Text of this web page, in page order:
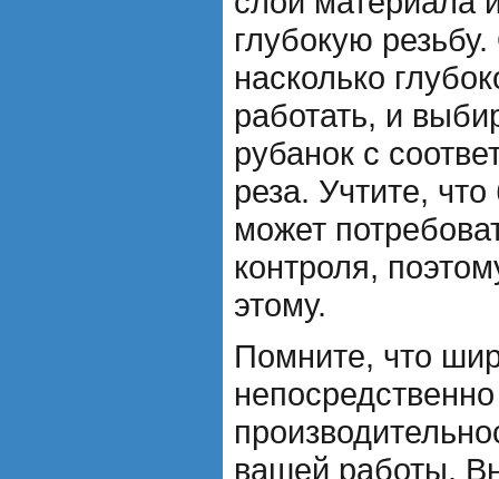
глубокую
насколько
работать, и
рубанок с
реза. Учтите,
может
контроля,
этому.
Помните, что
вашей работы.